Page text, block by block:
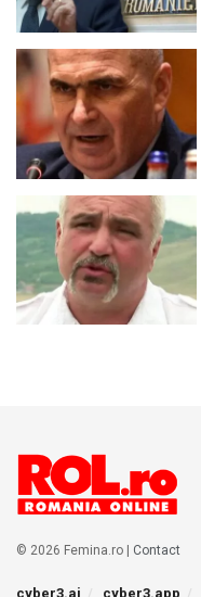
© 2026 Femina.ro | Contact
cyber3.ai cyber3.app